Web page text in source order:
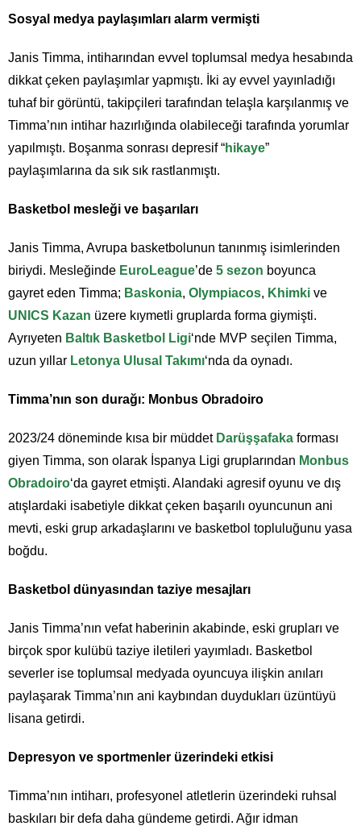
Sosyal medya paylaşımları alarm vermişti
Janis Timma, intiharından evvel toplumsal medya hesabında
dikkat çeken paylaşımlar yapmıştı. İki ay evvel yayınladığı
tuhaf bir görüntü, takipçileri tarafından telaşla karşılanmış ve
Timma’nın intihar hazırlığında olabileceği tarafında yorumlar
yapılmıştı. Boşanma sonrası depresif “hikaye”
paylaşımlarına da sık sık rastlanmıştı.
Basketbol mesleği ve başarıları
Janis Timma, Avrupa basketbolunun tanınmış isimlerinden
biriydi. Mesleğinde EuroLeague’de 5 sezon boyunca
gayret eden Timma; Baskonia, Olympiacos, Khimki ve
UNICS Kazan üzere kıymetli gruplarda forma giymişti.
Ayrıyeten Baltık Basketbol Ligi‘nde MVP seçilen Timma,
uzun yıllar Letonya Ulusal Takımı‘nda da oynadı.
Timma’nın son durağı: Monbus Obradoiro
2023/24 döneminde kısa bir müddet Darüşşafaka forması
giyen Timma, son olarak İspanya Ligi gruplarından Monbus
Obradoiro‘da gayret etmişti. Alandaki agresif oyunu ve dış
atışlardaki isabetiyle dikkat çeken başarılı oyuncunun ani
mevti, eski grup arkadaşlarını ve basketbol topluluğunu yasa
boğdu.
Basketbol dünyasından taziye mesajları
Janis Timma’nın vefat haberinin akabinde, eski grupları ve
birçok spor kulübü taziye iletileri yayımladı. Basketbol
severler ise toplumsal medyada oyuncuya ilişkin anıları
paylaşarak Timma’nın ani kaybından duydukları üzüntüyü
lisana getirdi.
Depresyon ve sportmenler üzerindeki etkisi
Timma’nın intiharı, profesyonel atletlerin üzerindeki ruhsal
baskıları bir defa daha gündeme getirdi. Ağır idman